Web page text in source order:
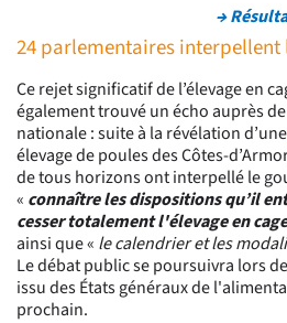
→
24 parlementaires interpellent
Ce rejet significatif de l’élevage en
également trouvé un écho auprès
nationale : suite à la révélation d’une
élevage de poules des Côtes-
de tous horizons ont interpellé le
« connaître les dispositions qu’il
cesser totalement l'élevage en
ainsi que « le calendrier et les
Le débat public se poursuivra lors
issu des États généraux de
prochain.